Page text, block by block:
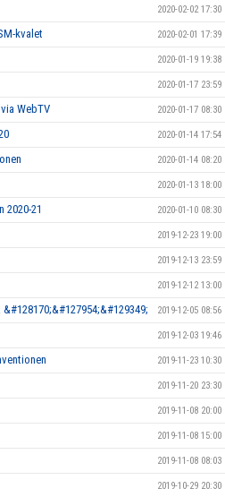
2020-02-02 17:30
kvalet 2020-02-01 17:39
2020-01-19 19:38
2020-01-17 23:59
WebTV 2020-01-17 08:30
2020-01-14 17:54
2020-01-14 08:20
2020-01-13 18:00
2020-21 2020-01-10 08:30
2019-12-23 19:00
2019-12-13 23:59
2019-12-12 13:00
2019-12-05 08:56
2019-12-03 19:46
2019-11-23 10:30
2019-11-20 23:30
2019-11-08 20:00
2019-11-08 15:00
2019-11-08 08:03
2019-10-29 20:30